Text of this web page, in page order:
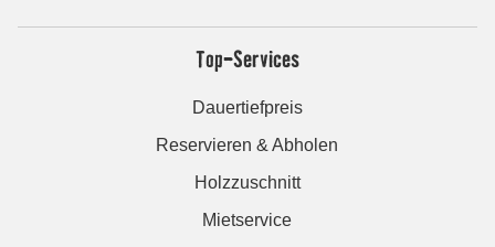
Top-Services
Dauertiefpreis
Reservieren & Abholen
Holzzuschnitt
Mietservice